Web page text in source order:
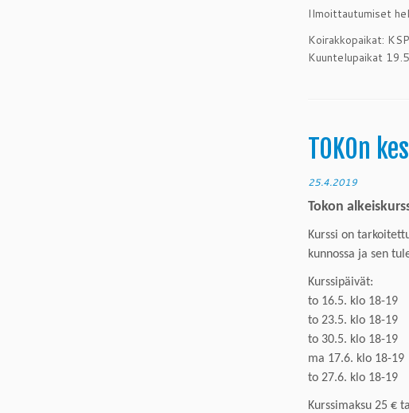
Ilmoittautumiset
Koirakkopaikat:
Kuuntelupaikat
TOKOn
25.4.2019
Tokon
Kurssi on
kunnossa ja sen
Kurssipäivät:
to 16.5. klo 18-19
to 23.5. klo 18-19
to 30.5. klo 18-19
ma 17.6. klo 18-19
to 27.6. klo 18-19
Kurssimaksu 25 €